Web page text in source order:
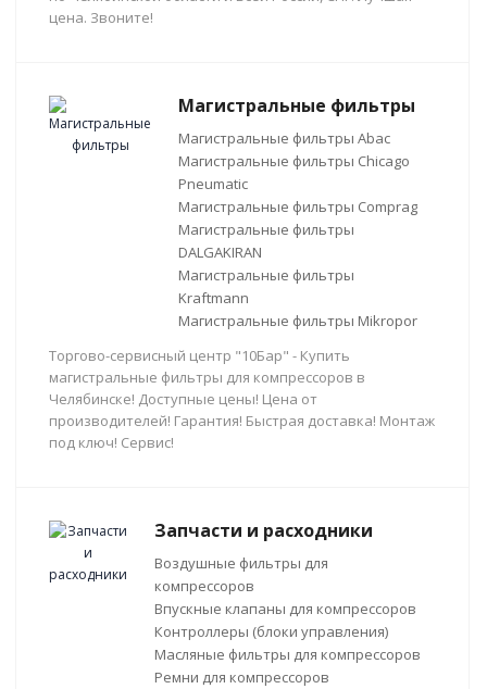
цена. Звоните!
Магистральные фильтры
Магистральные фильтры Abac
Магистральные фильтры Chicago
Pneumatic
Магистральные фильтры Comprag
Магистральные фильтры
DALGAKIRAN
Магистральные фильтры
Kraftmann
Магистральные фильтры Mikropor
Торгово-сервисный центр "10Бар" - Купить
магистральные фильтры для компрессоров в
Челябинске! Доступные цены! Цена от
производителей! Гарантия! Быстрая доставка! Монтаж
под ключ! Сервис!
Запчасти и расходники
Воздушные фильтры для
компрессоров
Впускные клапаны для компрессоров
Контроллеры (блоки управления)
Масляные фильтры для компрессоров
Ремни для компрессоров